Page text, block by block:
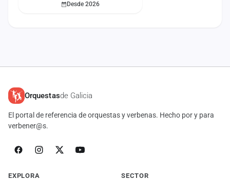
Desde 2026
Orquestasde Galicia
El portal de referencia de orquestas y verbenas. Hecho por y para
verbener@s.
EXPLORA SECTOR